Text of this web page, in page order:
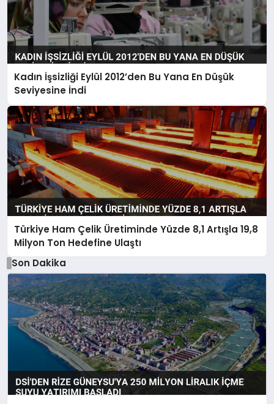
Kadın İşsizliği Eylül 2012’den Bu Yana En Düşük
Seviyesine İndi
Türkiye Ham Çelik Üretiminde Yüzde 8,1 Artışla 19,8
Milyon Ton Hedefine Ulaştı
Son Dakika